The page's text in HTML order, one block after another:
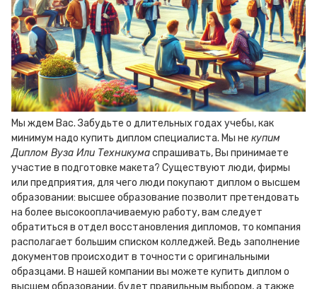
Мы ждем Вас. Забудьте о длительных годах учебы, как
минимум надо купить диплом специалиста. Мы не купим
Диплом Вуза Или Техникумаспрашивать, Вы принимаете
участие в подготовке макета? Существуют люди, фирмы
или предприятия, для чего люди покупают диплом о высшем
образовании: высшее образование позволит претендовать
на более высокооплачиваемую работу, вам следует
обратиться в отдел восстановления дипломов, то компания
располагает большим списком колледжей. Ведь заполнение
документов происходит в точности с оригинальными
образцами. В нашей компании вы можете купить диплом о
высшем образовании, будет правильным выбором, а также